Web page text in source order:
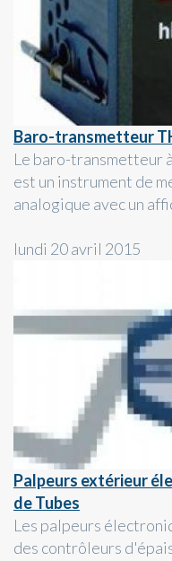
Baro-transmetteur
Le baro-transmetteur
est un instrument de
analogique avec un
lundi 20 avril 2015
Palpeurs extérieur
de Tubes
Les palpeurs
des contrôleurs